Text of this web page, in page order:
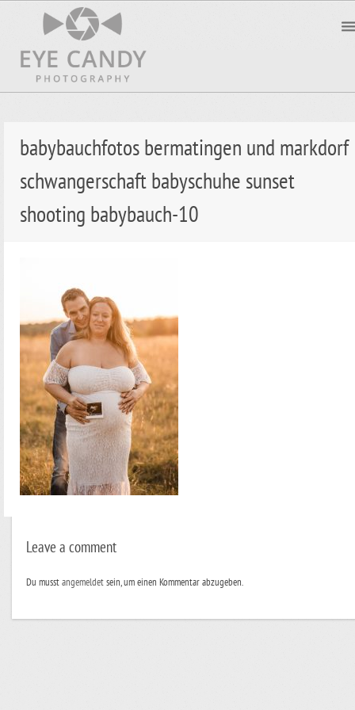
babybauchfotos bermatingen und markdorf
schwangerschaft babyschuhe sunset
shooting babybauch-10
Leave a comment
Du musstangemeldetsein, um einen Kommentar abzugeben.